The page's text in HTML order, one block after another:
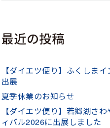
最近の投稿
【ダイエツ便り】ふくしま
出展
夏季休業のお知らせ
【ダイエツ便り】若郷湖さ
ィバル2026に出展しました